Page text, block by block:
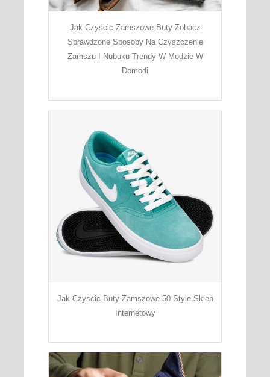
Jak Czyscic Zamszowe Buty Zobacz
Sprawdzone Sposoby Na Czyszczenie
Zamszu I Nubuku Trendy W Modzie W
Domodi
Jak Czyscic Buty Zamszowe 50 Style Sklep
Internetowy